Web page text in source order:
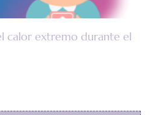
calor extremo durante el